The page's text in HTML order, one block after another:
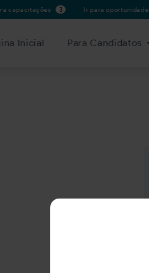
capacitações 3 Ir para
Inicial Para Candidatos